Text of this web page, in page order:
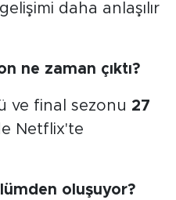
daha anlaşılır
ne zaman çıktı?
ve final sezonu 27
Netflix'te
oluşuyor?